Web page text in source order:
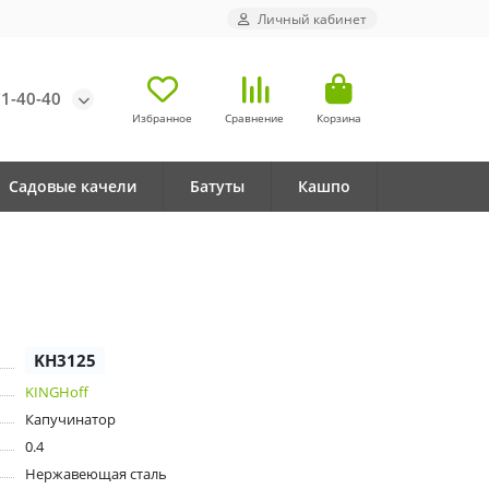
Личный кабинет
40-40
Избранное Сравнение Корзина
Садовые качели Батуты Кашпо
KH3125
KINGHoff
Капучинатор
0.4
Нержавеющая сталь